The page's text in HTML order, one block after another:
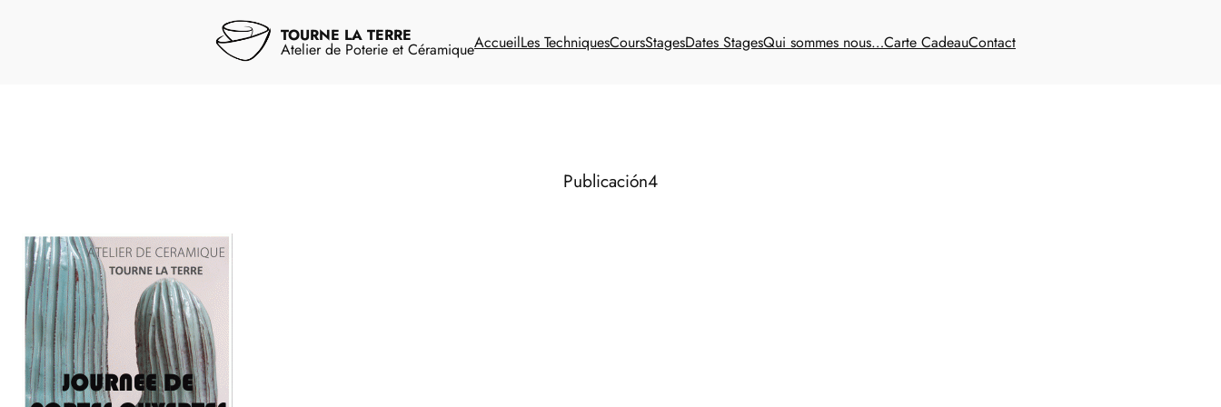
TOURNE LA TERRE
Atelier de Poterie et CéramiqueAccueilLes TechniquesCoursStagesDates StagesQui sommes nous…Carte CadeauContact
Publicación4